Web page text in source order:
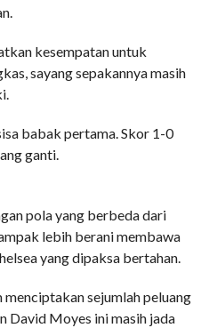
kesempatan untuk
sayang sepakannya masih
babak pertama. Skor 1-0
ganti.
pola yang berbeda dari
lebih berani membawa
yang dipaksa bertahan.
sejumlah peluang
David Moyes ini masih jada